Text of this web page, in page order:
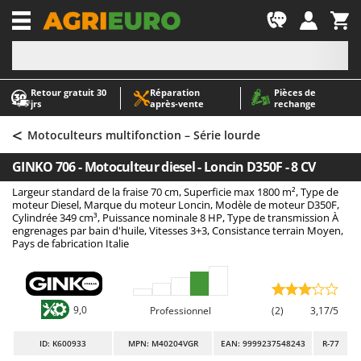
Retour gratuit 30
jrs
Réparation
après‑vente
Pièces de
rechange
-1
A
Abris de jardin
Accessoires pour tracteurs tondeuses autoportés
Aérateurs Scarificateurs pour gazon
Arracheuses de pommes de terre pour tracteur
Aspirateurs - Balais Électriques
Aspirateurs à cendres
Aspirateurs à feuilles sur roues
Aspirateurs de piscine
Aspirateurs Multifonctions
Atomiseurs pour traitements
A
AgriEuro Premium
AgriEuro TOP-LINE
AGT
Aima
Airmec
AL-KO
ALA 2000
Alce
Ama
< Motoculteurs multifonction – Série lourde
GINKO 706 - Motoculteur diesel - Loncin D350F - 8 CV
Largeur standard de la fraise 70 cm, Superficie max 1800 m², Type de
moteur Diesel, Marque du moteur Loncin, Modèle de moteur D350F,
Cylindrée 349 cm³, Puissance nominale 8 HP, Type de transmission À
engrenages par bain d'huile, Vitesses 3+3, Consistance terrain Moyen,
Pays de fabrication Italie
9,0 Professionnel (2) 3,17/5
ID: K600933 MPN: M40204VGR EAN: 9999237548243 R-77